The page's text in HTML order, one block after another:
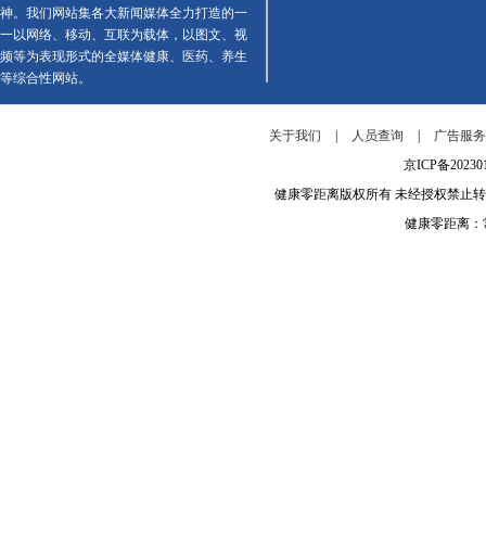
神。我们网站集各大新闻媒体全力打造的一
一以网络、移动、互联为载体，以图文、视
频等为表现形式的全媒体健康、医药、养生
等综合性网站。
关于我们 人员查询
广告服
京ICP备
健康零距离版权所有 未经授权禁止
健康零距离